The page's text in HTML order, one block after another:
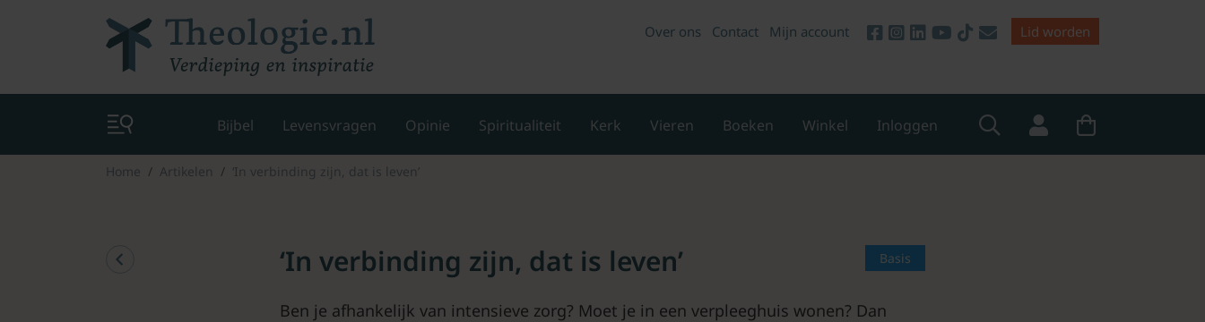
Over ons Contact Mijn account Lid worden
Bijbel Levensvragen Opinie Spiritualiteit Kerk Vieren Boeken Winkel Inloggen
Home Artikelen ‘In verbinding zijn, dat is leven’
Basis
‘In verbinding zijn, dat is leven’
Ben je afhankelijk van intensieve zorg? Moet je in een verpleeghuis wonen? Dan